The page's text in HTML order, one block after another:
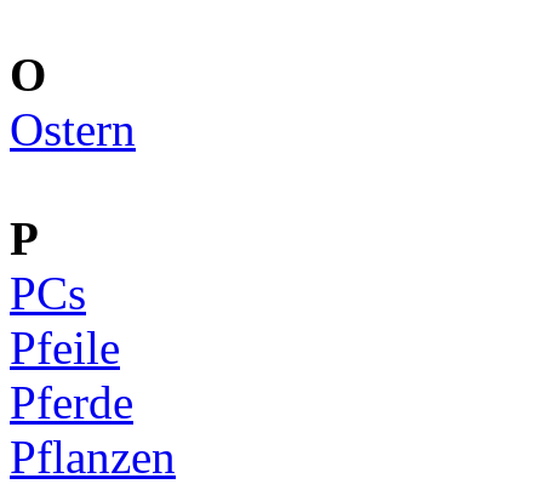
O
Ostern
P
PCs
Pfeile
Pferde
Pflanzen